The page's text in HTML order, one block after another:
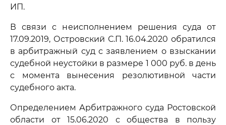
ИП.
В связи с неисполнением решения суда от
17.09.2019, Островский С.П. 16.04.2020 обратился
в арбитражный суд с заявлением о взыскании
судебной неустойки в размере 1 000 руб. в день
с момента вынесения резолютивной части
судебного акта.
Определением Арбитражного суда Ростовской
области от 15.06.2020 с общества в пользу